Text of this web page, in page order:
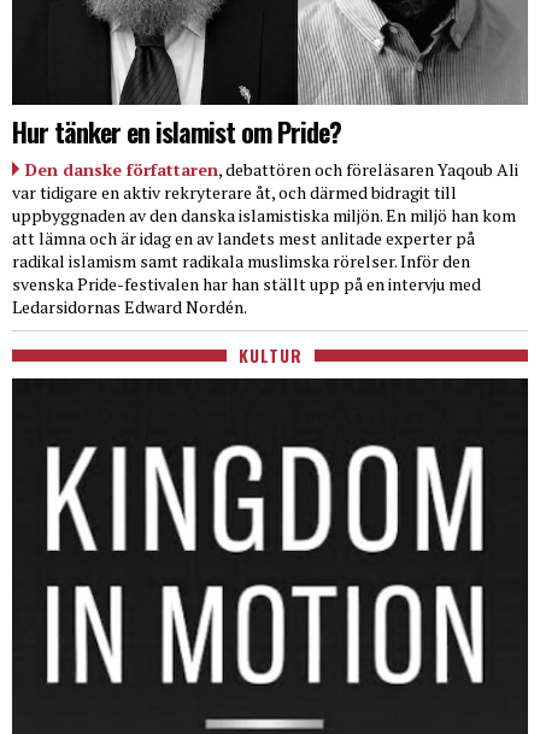
Hur tänker en islamist om Pride?
Den danske författaren, debattören och föreläsaren Yaqoub Ali
var tidigare en aktiv rekryterare åt, och därmed bidragit till
uppbyggnaden av den danska islamistiska miljön. En miljö han kom
att lämna och är idag en av landets mest anlitade experter på
radikal islamism samt radikala muslimska rörelser. Inför den
svenska Pride-festivalen har han ställt upp på en intervju med
Ledarsidornas Edward Nordén.
KULTUR